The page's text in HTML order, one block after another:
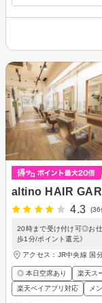
altino HAIR
4.3
(36
20時まで受け付け可◎お
歩1分/ポイント還元》
アクセス：JR中央線 国
◎ 本日空席あり 楽天ス
楽天ペイアプリ対応
メ